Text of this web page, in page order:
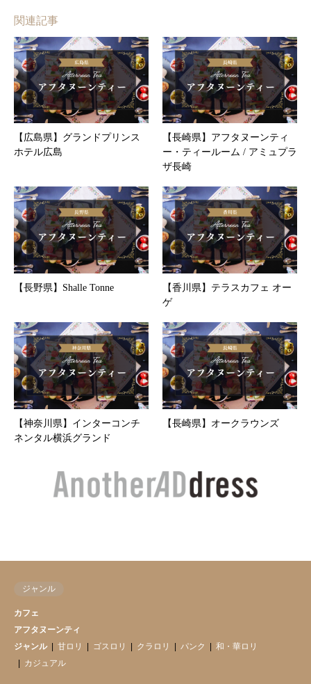
関連記事
【広島県】グランドプリンス
ホテル広島
【長崎県】アフタヌーンティ
ー・ティールーム / アミュプラ
ザ長崎
【長野県】Shalle Tonne
【香川県】テラスカフェ オー
ゲ
【神奈川県】インターコンチ
ネンタル横浜グランド
【長崎県】オークラウンズ
ジャンル
カフェ
アフタヌーンティ
ジャンル
甘ロリ ゴスロリ クラロリ パンク
和・華ロリ
カジュアル